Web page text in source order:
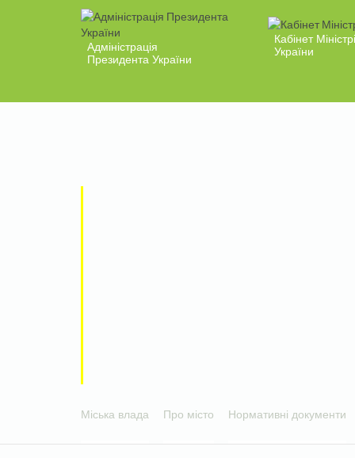
Адміністрація
Президента України
Кабінет
України
Міська влада Про місто Нормативні документи